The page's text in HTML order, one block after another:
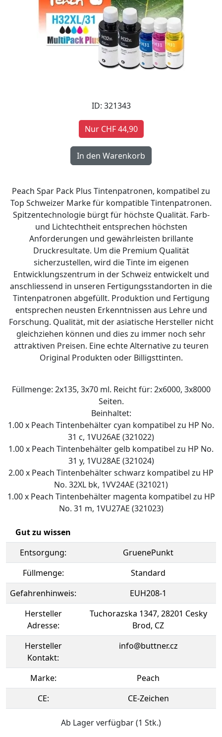
ID: 321343
Nur CHF 44,90
Peach Spar Pack Plus Tintenpatronen, kompatibel zu
Top Schweizer Marke für kompatible Tintenpatronen.
Spitzentechnologie bürgt für höchste Qualität. Farb-
und Lichtechtheit entsprechen höchsten
Anforderungen und gewährleisten brillante
Druckresultate. Um die Premium Qualität
sicherzustellen, wird die Tinte im eigenen
Entwicklungszentrum in der Schweiz entwickelt und
anschliessend in unseren Fertigungsstandorten in die
Tintenpatronen abgefüllt. Produktion und Fertigung
entsprechen neusten Erkenntnissen aus Lehre und
Forschung. Qualität, mit der asiatische Hersteller nicht
gleichziehen können und dies zu immer noch sehr
attraktiven Preisen. Eine echte Alternative zu teuren
Original Produkten oder Billigsttinten.
Füllmenge: 2x135, 3x70 ml. Reicht für: 2x6000, 3x8000
Seiten.
Beinhaltet:
1.00 x Peach Tintenbehälter cyan kompatibel zu HP No.
31 c, 1VU26AE (321022)
1.00 x Peach Tintenbehälter gelb kompatibel zu HP No.
31 y, 1VU28AE (321024)
2.00 x Peach Tintenbehälter schwarz kompatibel zu HP
No. 32XL bk, 1VV24AE (321021)
1.00 x Peach Tintenbehälter magenta kompatibel zu HP
No. 31 m, 1VU27AE (321023)
Gut zu wissen
Entsorgung:
GruenePunkt
Füllmenge:
Standard
Gefahrenhinweis:
EUH208-1
Hersteller
Adresse:
Tuchorazska 1347, 28201 Cesky
Brod, CZ
Hersteller
Kontakt:
info@buttner.cz
Marke:
Peach
CE:
CE-Zeichen
Ab Lager verfügbar (1 Stk.)